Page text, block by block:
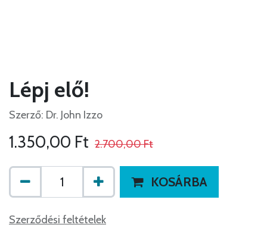
Lépj elő!
Szerző: Dr. John Izzo
1.350,00 Ft 2.700,00Ft
KOSÁRBA
Szerződési feltételek